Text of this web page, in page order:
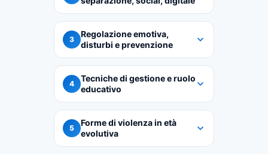
3
Regolazione emotiva,
disturbi e prevenzione
4
Tecniche di gestione e ruolo
educativo
5
Forme di violenza in età
evolutiva